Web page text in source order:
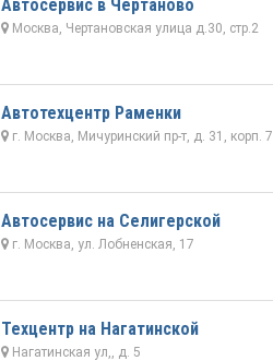
Автосервис в Чертаново
Москва, Чертановская улица д.30, стр.2
Автотехцентр Раменки
г. Москва, Мичуринский пр-т, д. 31, корп. 7
Автосервис на Селигерской
г. Москва, ул. Лобненская, 17
Техцентр на Нагатинской
Нагатинская ул,, д. 5